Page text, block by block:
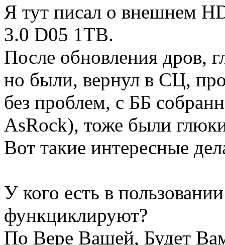
Я тут писал о внешнем
3.0 D05 1TB.
После обновления дров,
но были, вернул в СЦ,
без проблем, с ББ
AsRock), тоже были
Вот такие интересные
У кого есть в
функциклируют?
По Вере Вашей, Будет